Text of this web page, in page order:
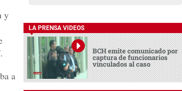
y
a
LA PRENSA VIDEOS
BCH emite comunicado por
captura de funcionarios
vinculados al caso